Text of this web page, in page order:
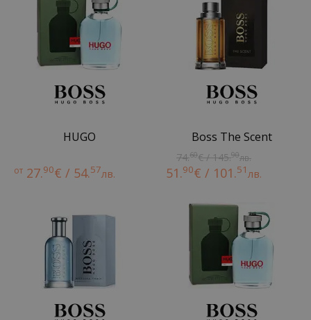
HUGO
от 27.90€ / 54.57лв.
Boss The Scent
74.60€ / 145.90лв.
51.90€ / 101.51лв.